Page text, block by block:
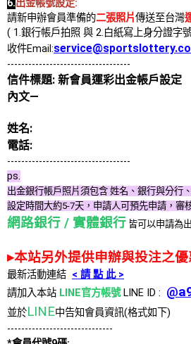
6.出金帳號設定:
請新申辦會員準備的二張照片傳送至台灣
( 1.銀行帳戶拍照 與 2.白紙寫上身分證字
收件Email:
-----------------------------------
信件標題: 新會員運彩出金帳戶設定
內文—
姓名:
電話:
-----------------------------------
ps.
出金銀行帳戶照片須包含 姓名、銀行與分行
設定時間大約5-7天，申請人可預先申請，審
網路銀行 / 實體銀行 皆可以申請為
▸本站另外提供申辦與投注之優
最新活動連結 < 請 點 此 >
請加入本站 LINE官方帳號LINE ID :
並於LINE中告知會員資訊(格式如下)
------------------------------